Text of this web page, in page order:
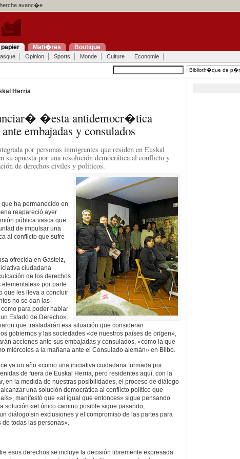
avanc�e
papier Mati�res Boutique
Opinion Sports Monde Culture Economie
Herria
�esta antidemocr�tica
embajadas y consulados
por personas inmigrantes que residen en Euskal
su apuesta por una resolución democrática al conflicto y
de derechos civiles y políticos.
ha permanecido en
reapareció ayer
pública vasca que
de impulsar una
al conflicto que sufre
ofrecida en Gasteiz,
ciudadana
de los derechos
por parte
que les lleva a concluir
no se dan las
para poder hablar
Estado de Derecho».
que trasladarán esa situación que consideran
gobiernos y las sociedades «de nuestros países de origen»,
acciones ante sus embajadas y consulados, «como la que
miércoles a la mañana ante el Consulado alemán» en Bilbo.
ya un año «como una iniciativa ciudadana formada por
de fuera de Euskal Herria, pero residentes aquí, con la
en la medida de nuestras posibilidades, el proceso de diálogo
una solución democrática al conflicto político que
manifestó que «al igual que entonces» sigue pensando
solución «el único camino posible sigue pasando,
diálogo sin exclusiones y el compromiso de las partes para
todas las personas».
esos derechos se incluye la decisión libremente expresada